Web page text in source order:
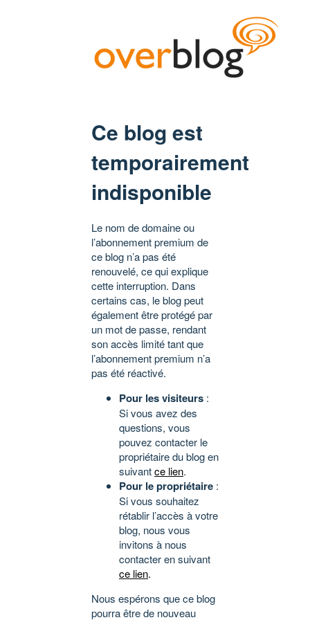
Ce blog est
temporairement
indisponible
Le nom de domaine ou
l’abonnement premium de
ce blog n’a pas été
renouvelé, ce qui explique
cette interruption. Dans
certains cas, le blog peut
également être protégé par
un mot de passe, rendant
son accès limité tant que
l’abonnement premium n’a
pas été réactivé.
Pour les visiteurs :
Si vous avez des
questions, vous
pouvez contacter le
propriétaire du blog en
suivantce lien.
Pour le propriétaire :
Si vous souhaitez
rétablir l’accès à votre
blog, nous vous
invitons à nous
contacter en suivant
ce lien.
Nous espérons que ce blog
pourra être de nouveau